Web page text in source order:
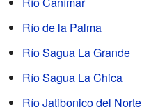
Río de la Palma
Río Sagua La Grande
Río Sagua La Chica
Río Jatibonico del Norte